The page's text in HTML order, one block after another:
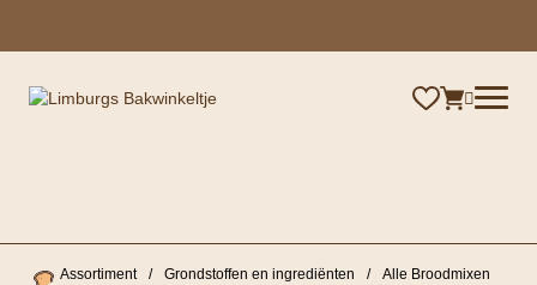
Assortiment / Grondstoffen en ingrediënten /
Alle Broodmixen